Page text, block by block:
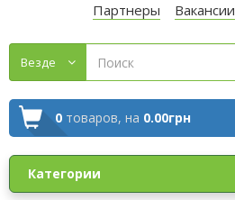
Партнеры
Вакансии
Везде
0 товаров, на 0.00грн
Категории